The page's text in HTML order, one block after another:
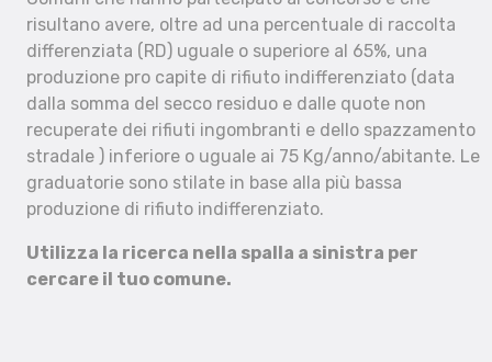
risultano avere, oltre ad una percentuale di raccolta
differenziata (RD) uguale o superiore al 65%, una
produzione pro capite di rifiuto indifferenziato (data
dalla somma del secco residuo e dalle quote non
recuperate dei rifiuti ingombranti e dello spazzamento
stradale ) inferiore o uguale ai 75 Kg/anno/abitante. Le
graduatorie sono stilate in base alla più bassa
produzione di rifiuto indifferenziato.
Utilizza la ricerca nella spalla a sinistra per
cercare il tuo comune.